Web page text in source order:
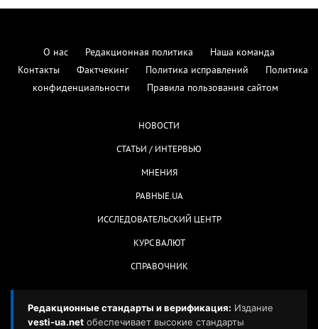
О нас Редакционная политика
Наша команда
Контакты
Фактчекинг Политика исправлений
Политика
конфиденциальности
Правила пользования сайтом
НОВОСТИ
СТАТЬИ / ИНТЕРВЬЮ
МНЕНИЯ
РАВНЫЕ.UA
ИССЛЕДОВАТЕЛЬСКИЙ ЦЕНТР
КУРС ВАЛЮТ
СПРАВОЧНИК
Редакционные стандарты и верификация: Издание
vesti-ua.net обеспечивает высокие стандарты